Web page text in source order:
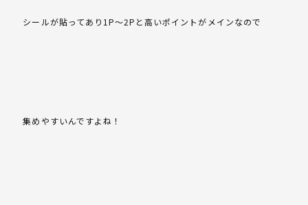
シールが貼ってあり1P～2Pと高いポイントがメインなので
集めやすいんですよね！